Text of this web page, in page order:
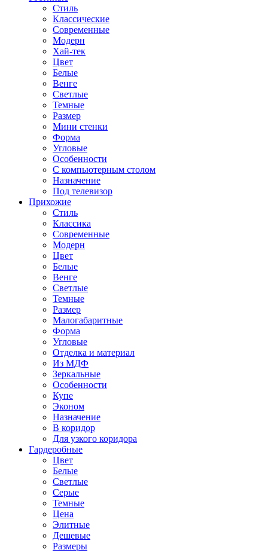
Стиль
Классические
Современные
Модерн
Хай-тек
Цвет
Белые
Венге
Светлые
Темные
Размер
Мини стенки
Форма
Угловые
Особенности
С компьютерным столом
Назначение
Под телевизор
Прихожие
Стиль
Классика
Современные
Модерн
Цвет
Белые
Венге
Светлые
Темные
Размер
Малогабаритные
Форма
Угловые
Отделка и материал
Из МДФ
Зеркальные
Особенности
Купе
Эконом
Назначение
В коридор
Для узкого коридора
Гардеробные
Цвет
Белые
Светлые
Серые
Темные
Цена
Элитные
Дешевые
Размеры